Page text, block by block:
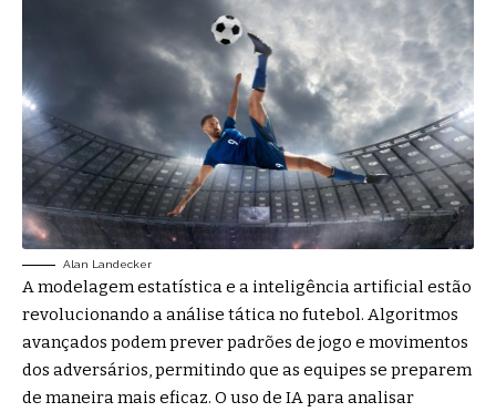
Alan Landecker
A modelagem estatística e a inteligência artificial estão
revolucionando a análise tática no futebol. Algoritmos
avançados podem prever padrões de jogo e movimentos
dos adversários, permitindo que as equipes se preparem
de maneira mais eficaz. O uso de IA para analisar